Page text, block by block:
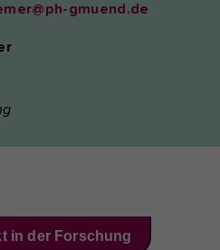
gmuend.de
in der Forschung